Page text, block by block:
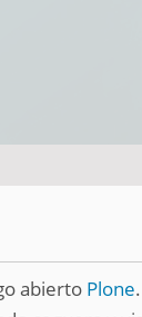
abierto Plone